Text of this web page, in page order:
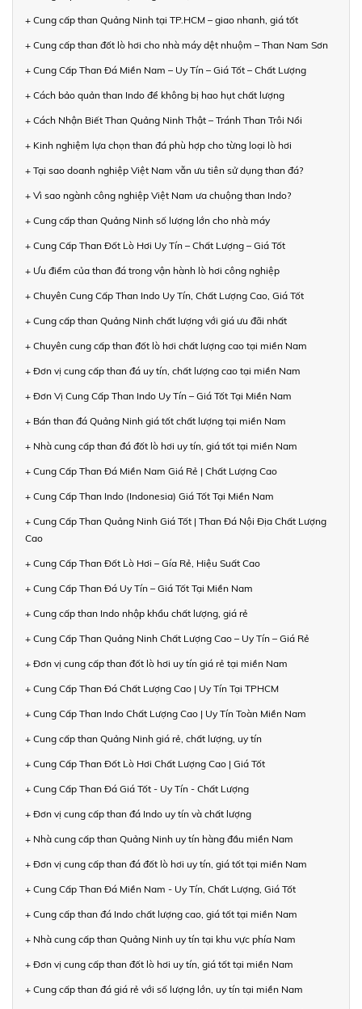
+ Cung cấp than Quảng Ninh tại TP.HCM – giao nhanh, giá tốt
+ Cung cấp than đốt lò hơi cho nhà máy dệt nhuộm – Than Nam Sơn
+ Cung Cấp Than Đá Miền Nam – Uy Tín – Giá Tốt – Chất Lượng
+ Cách bảo quản than Indo để không bị hao hụt chất lượng
+ Cách Nhận Biết Than Quảng Ninh Thật – Tránh Than Trôi Nổi
+ Kinh nghiệm lựa chọn than đá phù hợp cho từng loại lò hơi
+ Tại sao doanh nghiệp Việt Nam vẫn ưu tiên sử dụng than đá?
+ Vì sao ngành công nghiệp Việt Nam ưa chuộng than Indo?
+ Cung cấp than Quảng Ninh số lượng lớn cho nhà máy
+ Cung Cấp Than Đốt Lò Hơi Uy Tín – Chất Lượng – Giá Tốt
+ Ưu điểm của than đá trong vận hành lò hơi công nghiệp
+ Chuyên Cung Cấp Than Indo Uy Tín, Chất Lượng Cao, Giá Tốt
+ Cung cấp than Quảng Ninh chất lượng với giá ưu đãi nhất
+ Chuyên cung cấp than đốt lò hơi chất lượng cao tại miền Nam
+ Đơn vị cung cấp than đá uy tín, chất lượng cao tại miền Nam
+ Đơn Vị Cung Cấp Than Indo Uy Tín – Giá Tốt Tại Miền Nam
+ Bán than đá Quảng Ninh giá tốt chất lượng tại miền Nam
+ Nhà cung cấp than đá đốt lò hơi uy tín, giá tốt tại miền Nam
+ Cung Cấp Than Đá Miền Nam Giá Rẻ | Chất Lượng Cao
+ Cung Cấp Than Indo (Indonesia) Giá Tốt Tại Miền Nam
+ Cung Cấp Than Quảng Ninh Giá Tốt | Than Đá Nội Địa Chất Lượng
Cao
+ Cung Cấp Than Đốt Lò Hơi – Gía Rẻ, Hiệu Suất Cao
+ Cung Cấp Than Đá Uy Tín – Giá Tốt Tại Miền Nam
+ Cung cấp than Indo nhập khẩu chất lượng, giá rẻ
+ Cung Cấp Than Quảng Ninh Chất Lượng Cao – Uy Tín – Giá Rẻ
+ Đơn vị cung cấp than đốt lò hơi uy tín giá rẻ tại miền Nam
+ Cung Cấp Than Đá Chất Lượng Cao | Uy Tín Tại TPHCM
+ Cung Cấp Than Indo Chất Lượng Cao | Uy Tín Toàn Miền Nam
+ Cung cấp than Quảng Ninh giá rẻ, chất lượng, uy tín
+ Cung Cấp Than Đốt Lò Hơi Chất Lượng Cao | Giá Tốt
+ Cung Cấp Than Đá Giá Tốt - Uy Tín - Chất Lượng
+ Đơn vị cung cấp than đá Indo uy tín và chất lượng
+ Nhà cung cấp than Quảng Ninh uy tín hàng đầu miền Nam
+ Đơn vị cung cấp than đá đốt lò hơi uy tín, giá tốt tại miền Nam
+ Cung Cấp Than Đá Miền Nam - Uy Tín, Chất Lượng, Giá Tốt
+ Cung cấp than đá Indo chất lượng cao, giá tốt tại miền Nam
+ Nhà cung cấp than Quảng Ninh uy tín tại khu vực phía Nam
+ Đơn vị cung cấp than đốt lò hơi uy tín, giá tốt tại miền Nam
+ Cung cấp than đá giá rẻ với số lượng lớn, uy tín tại miền Nam